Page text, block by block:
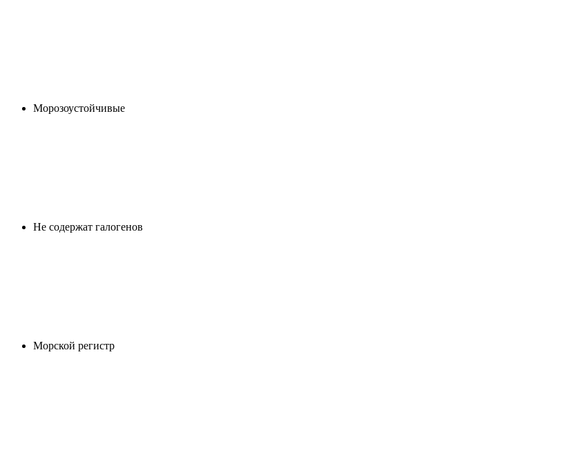
Морозоустойчивые
Не содержат галогенов
Морской регистр